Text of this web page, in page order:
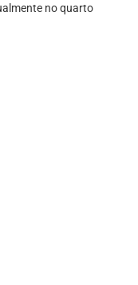
no quarto